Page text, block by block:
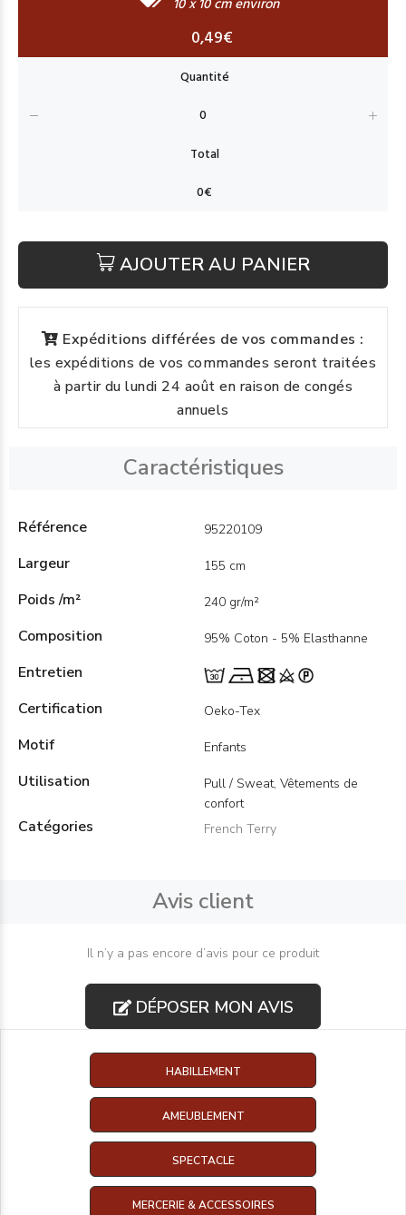
10 x 10 cm environ
0,49€
AJOUTER AU PANIER
Expéditions différées de vos commandes :
les expéditions de vos commandes seront traitées
à partir du lundi 24 août en raison de congés
annuels
Caractéristiques
Référence 95220109
Largeur 155 cm
Poids /m² 240 gr/m²
Composition 95% Coton - 5% Elasthanne
Entretien
Certification
Oeko-Tex
Motif Enfants
Utilisation
Pull / Sweat, Vêtements de
confort
Catégories French Terry
Avis client
Il n’y a pas encore d’avis pour ce produit
DÉPOSER MON AVIS
HABILLEMENT
AMEUBLEMENT
SPECTACLE
MERCERIE & ACCESSOIRES